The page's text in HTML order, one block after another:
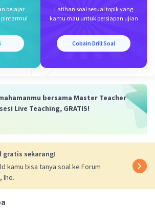
belajar
pintarmu!
Latihan soal sesuai topik yang
kamu mau untuk persiapan ujian
Cobain Drill Soal
bersama Master Teacher
Live Teaching, GRATIS!
gratis sekarang!
kamu bisa tanya soal ke Forum
lho.